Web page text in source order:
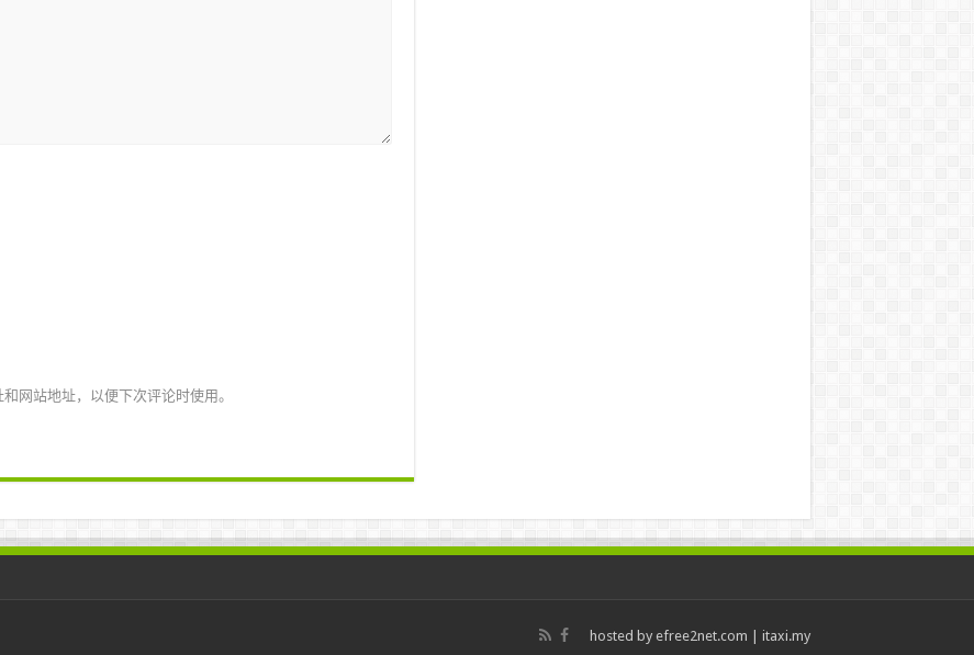
网站地址，以便下次评论时使用。
hosted by efree2net.com itaxi.my